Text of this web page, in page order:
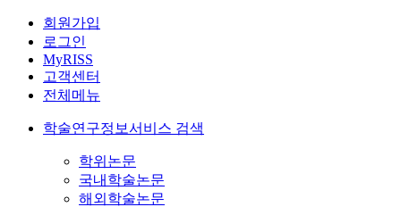
회원가입
로그인
MyRISS
고객센터
전체메뉴
학술연구정보서비스 검색
학위논문
국내학술논문
해외학술논문